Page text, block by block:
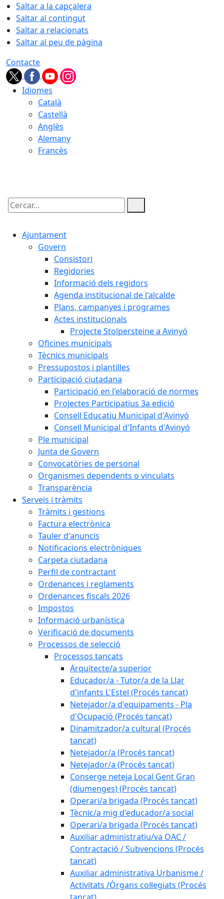
Saltar a la capçalera
Saltar al contingut
Saltar a relacionats
Saltar al peu de pàgina
Contacte
Idiomes
Català
Castellà
Anglès
Alemany
Francès
Cercar:
Ajuntament
Govern
Consistori
Regidories
Informació dels regidors
Agenda institucional de l'alcalde
Plans, campanyes i programes
Actes institucionals
Projecte Stolpersteine a Avinyó
Oficines municipals
Tècnics municipals
Pressupostos i plantilles
Participació ciutadana
Participació en l'elaboració de normes
Projectes Participatius 3a edició
Consell Educatiu Municipal d'Avinyó
Consell Municipal d'Infants d'Avinyó
Ple municipal
Junta de Govern
Convocatòries de personal
Organismes dependents o vinculats
Transparència
Serveis i tràmits
Tràmits i gestions
Factura electrònica
Tauler d'anuncis
Notificacions electròniques
Carpeta ciutadana
Perfil de contractant
Ordenances i reglaments
Ordenances fiscals 2026
Impostos
Informació urbanística
Verificació de documents
Processos de selecció
Processos tancats
Arquitecte/a superior
Educador/a - Tutor/a de la Llar
d'infants L'Estel (Procés tancat)
Netejador/a d'equipaments - Pla
d'Ocupació (Procés tancat)
Dinamitzador/a cultural (Procés
tancat)
Netejador/a (Procés tancat)
Netejador/a (Procés tancat)
Conserge neteja Local Gent Gran
(diumenges) (Procés tancat)
Operari/a brigada (Procés tancat)
Tècnic/a mig d'educador/a social
Operari/a brigada (Procés tancat)
Auxiliar administratiu/va OAC /
Contractació / Subvencions (Procés
tancat)
Auxiliar administrativa Urbanisme /
Activitats /Òrgans col·legiats (Procés